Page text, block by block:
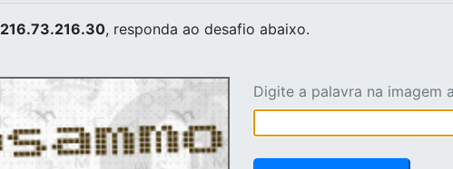
216.73.216.30, responda ao desafio abaixo.
Digite a palavra na imagem